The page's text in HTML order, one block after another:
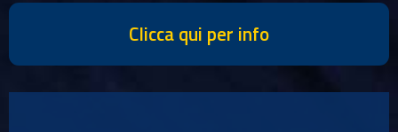
Clicca qui per info